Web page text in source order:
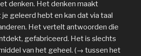
denken. Het denken maakt
geleerd hebt en kan dat via taal
Het vertelt antwoorden die
gefabriceerd. Het is slechts
van het geheel. (→ tussen het